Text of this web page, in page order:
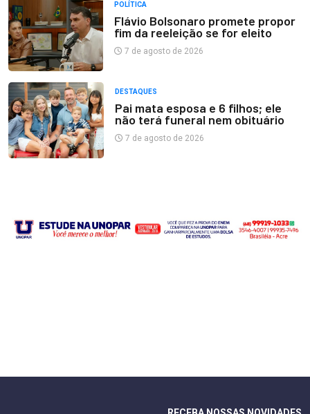
POLÍTICA
Flávio Bolsonaro promete propor
fim da reeleição se for eleito
7 de agosto de 2026
DESTAQUES
Pai mata esposa e 6 filhos; ele
não terá funeral nem obituário
7 de agosto de 2026